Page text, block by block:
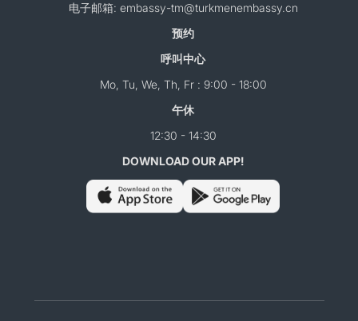
电子邮箱: embassy-tm@turkmenembassy.cn
预约
呼叫中心
Mo, Tu, We, Th, Fr : 9:00 - 18:00
午休
12:30 - 14:30
DOWNLOAD OUR APP!